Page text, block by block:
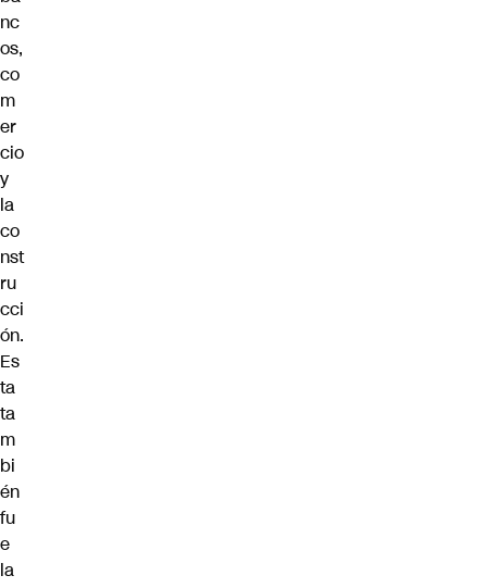
nc
os,
co
m
er
cio
y
la
co
nst
ru
cci
ón.
Es
ta
ta
m
bi
én
fu
e
la